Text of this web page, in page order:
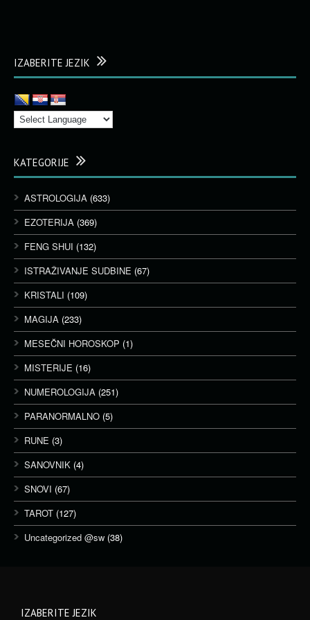
IZABERITE JEZIK
KATEGORIJE
ASTROLOGIJA (633)
EZOTERIJA (369)
FENG SHUI (132)
ISTRAŽIVANJE SUDBINE (67)
KRISTALI (109)
MAGIJA (233)
MESEČNI HOROSKOP (1)
MISTERIJE (16)
NUMEROLOGIJA (251)
PARANORMALNO (5)
RUNE (3)
SANOVNIK (4)
SNOVI (67)
TAROT (127)
Uncategorized @sw (38)
IZABERITE JEZIK